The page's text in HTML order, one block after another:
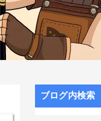
ブログ内検索